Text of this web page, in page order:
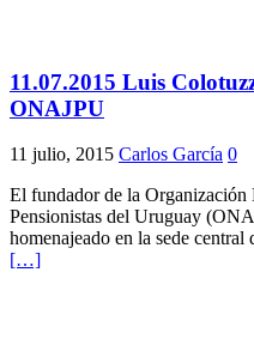
11.07.2015 Luis
ONAJPU
11 julio, 2015 Carlos García 0
El fundador de la Organización
Pensionistas del Uruguay
homenajeado en la sede
[…]